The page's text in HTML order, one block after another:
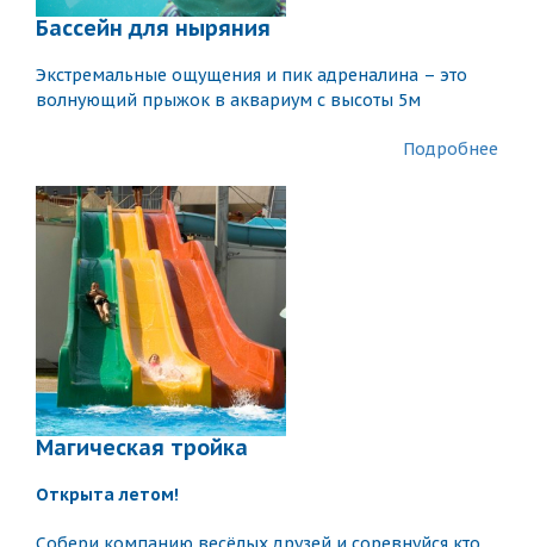
Бассейн для ныряния
Экстремальные ощущения и пик адреналина – это
волнующий прыжок в аквариум с высоты 5м
Подробнее
Магическая тройка
Открытa летом!